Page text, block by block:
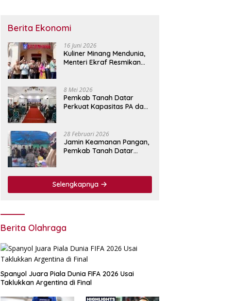
Berita Ekonomi
16 Juni 2026
Kuliner Minang Mendunia,
Menteri Ekraf Resmikan
8 Mei 2026
Pemkab Tanah Datar
Perkuat Kapasitas PA dan
Jasa.
28 Februari 2026
Jamin Keamanan Pangan,
Pemkab Tanah Datar
Pabukoan
Selengkapnya
Berita Olahraga
Spanyol Juara Piala Dunia FIFA 2026 Usai
Taklukkan Argentina di Final